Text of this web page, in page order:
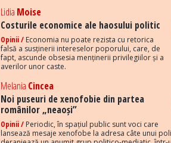
Lidia Moise
Costurile economice ale haosului politic
Opinii / Economia nu poate rezista cu retorica
falsă a susținerii intereselor poporului, care, de
fapt, ascunde obsesia menținerii privilegiilor și a
averilor unor caste.
Melania Cincea
Noi puseuri de xenofobie din partea
românilor „neaoși”
Opinii / Periodic, în spațiul public sunt voci care
lansează mesaje xenofobe la adresa câte unui